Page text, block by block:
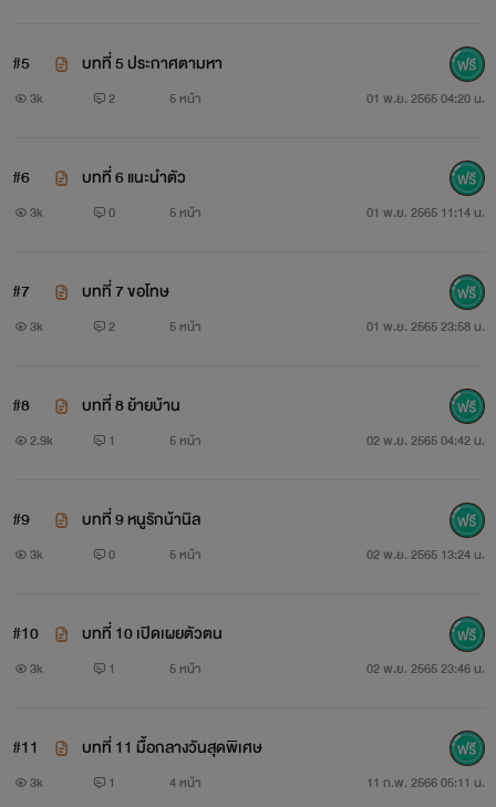
#5 บทที่ 5 ประกาศตามหา
3k 2 5 หน้า 01 พ.ย. 2565 04:20 น.
#6 บทที่ 6 แนะนำตัว
3k 0 5 หน้า 01 พ.ย. 2565 11:14 น.
#7 บทที่ 7 ขอโทษ
3k 2 5 หน้า 01 พ.ย. 2565 23:58 น.
#8 บทที่ 8 ย้ายบ้าน
2.9k 1 5 หน้า 02 พ.ย. 2565 04:42 น.
#9 บทที่ 9 หนูรักน้านิล
3k 0 5 หน้า 02 พ.ย. 2565 13:24 น.
#10 บทที่ 10 เปิดเผยตัวตน
3k 1 5 หน้า 02 พ.ย. 2565 23:46 น.
#11 บทที่ 11 มื้อกลางวันสุดพิเศษ
3k 1 4 หน้า 11 ก.พ. 2566 05:11 น.